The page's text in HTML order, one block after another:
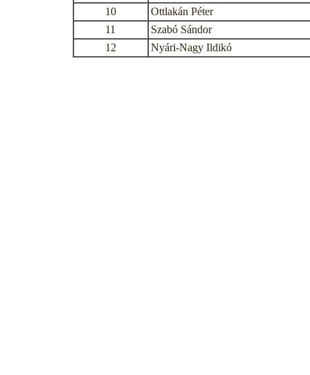
10
Ottlakán Péter
11
Szabó Sándor
12
Nyári-Nagy Ildikó